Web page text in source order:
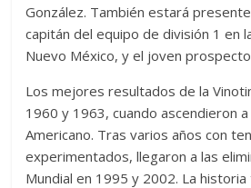
González. También estará presente
capitán del equipo de división 1 en
Nuevo México, y el joven prospecto
Los mejores resultados de la
1960 y 1963, cuando ascendieron
Americano. Tras varios años con
experimentados, llegaron a las
Mundial en 1995 y 2002. La